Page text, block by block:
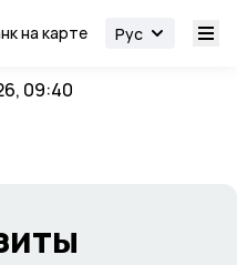
на карте Рус
09:40